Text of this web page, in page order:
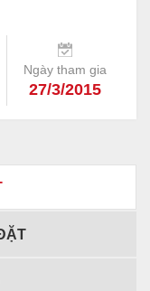
Ngày tham gia
27/3/2015